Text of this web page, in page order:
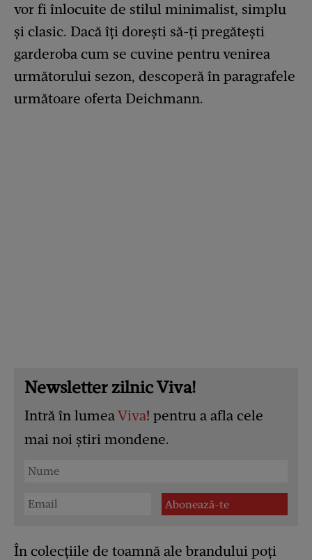
vor fi înlocuite de stilul minimalist, simplu
și clasic. Dacă îți dorești să-ți pregătești
garderoba cum se cuvine pentru venirea
următorului sezon, descoperă în paragrafele
următoare oferta Deichmann.
Newsletter zilnic Viva!
Intră în lumeaViva! pentru a afla cele
mai noi știri mondene.
În colecțiile de toamnă ale brandului poți